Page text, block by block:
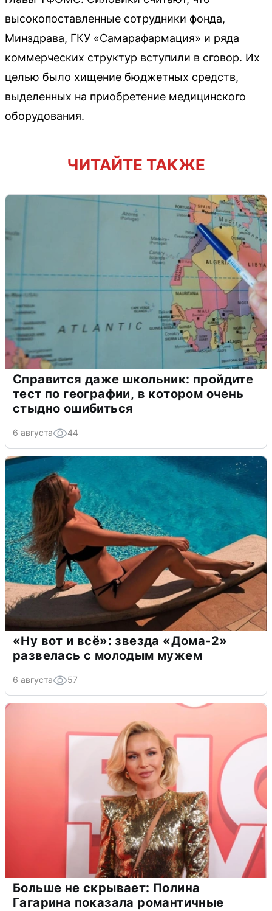
высокопоставленные сотрудники фонда,
Минздрава, ГКУ «Самарафармация» и ряда
коммерческих структур вступили в сговор. Их
целью было хищение бюджетных средств,
выделенных на приобретение медицинского
оборудования.
ЧИТАЙТЕ ТАКЖЕ
Справится даже школьник: пройдите
тест по географии, в котором очень
стыдно ошибиться
6 августа 44
«Ну вот и всё»: звезда «Дома-2»
развелась с молодым мужем
6 августа 57
Больше не скрывает: Полина
Гагарина показала романтичные